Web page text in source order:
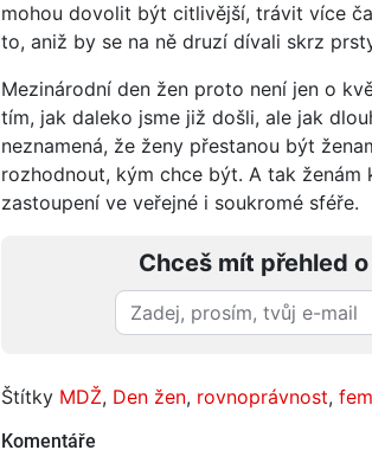
mohou dovolit být citlivější, trávit více
to, aniž by se na ně druzí dívali skrz
Mezinárodní den žen proto není jen o
tím, jak daleko jsme již došli, ale jak
neznamená, že ženy přestanou být
rozhodnout, kým chce být. A tak
zastoupení ve veřejné i soukromé sféře.
Chceš mít přehled
Štítky MDŽ, Den žen, rovnoprávnost,
Komentáře